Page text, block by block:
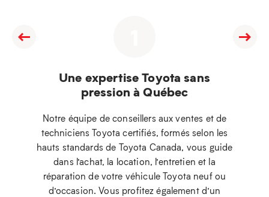
Une expertise Toyota sans
pression à Québec
Notre équipe de conseillers aux ventes et de
techniciens Toyota certifiés, formés selon les
hauts standards de Toyota Canada, vous guide
dans l’achat, la location, l’entretien et la
réparation de votre véhicule Toyota neuf ou
d’occasion. Vous profitez également d’un